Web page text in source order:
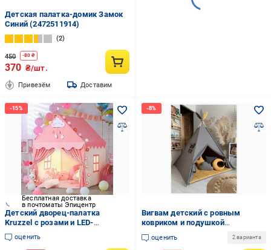
Детская палатка-домик Замок
Синий (2472511914)
2
450 -80 ₴
370 ₴/шт.
Привезём Доставим
Бесплатная доставка
в почтоматы Эпицентр
Детский дворец-палатка
Kruzzel с розами и LED-
подсветкой (22653)
оценить
Вигвам детский с ровным
ковриком и подушкой
120х120х150 см Серый с
желтым
оценить 2 варианта